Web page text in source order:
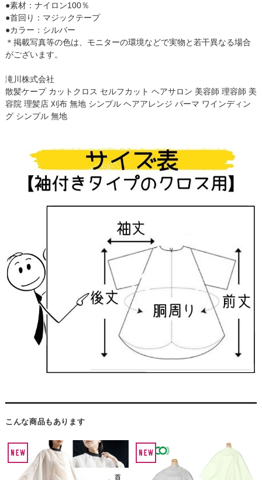
●素材：ナイロン100％
●首回り：マジックテープ
●カラー：シルバー
＊掲載写真等の色は、モニターの環境などで実物と若干異なる場合
がございます。
滝川株式会社
散髪ケープ カットクロス セルフカット ヘアサロン 美容師 理容師 美
容院 理髪店 刈布 無地 シンプル ヘアアレンジ パーマ ワインディン
グ シンプル 無地
こんな商品もあります